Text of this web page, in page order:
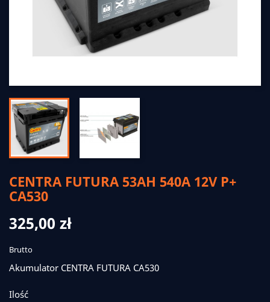
CENTRA FUTURA 53AH 540A 12V P+
CA530
325,00 zł
Brutto
Akumulator CENTRA FUTURA CA530
Ilość